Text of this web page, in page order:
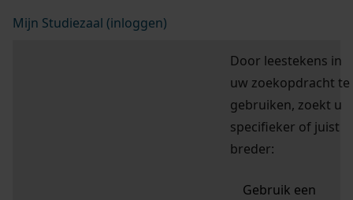
Mijn Studiezaal (inloggen)
Door leestekens in
uw zoekopdracht te
gebruiken, zoekt u
specifieker of juist
breder:
Gebruik een